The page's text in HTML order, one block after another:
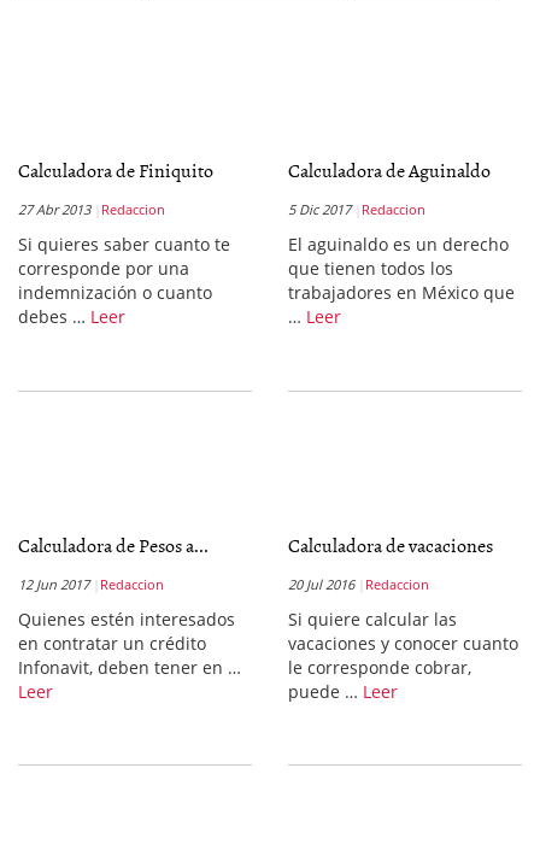
Calculadora de Finiquito
27 Abr 2013 Redaccion
Si quieres saber cuanto te
corresponde por una
indemnización o cuanto
debes … Leer
Calculadora de Aguinaldo
5 Dic 2017 Redaccion
El aguinaldo es un derecho
que tienen todos los
trabajadores en México que
… Leer
Calculadora de Pesos a...
12 Jun 2017 Redaccion
Quienes estén interesados
en contratar un crédito
Infonavit, deben tener en …
Leer
Calculadora de vacaciones
20 Jul 2016 Redaccion
Si quiere calcular las
vacaciones y conocer cuanto
le corresponde cobrar,
puede … Leer